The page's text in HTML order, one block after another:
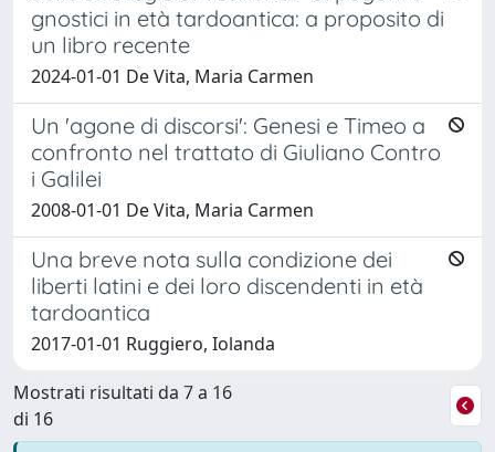
gnostici in età tardoantica: a proposito di
un libro recente
2024-01-01 De Vita, Maria Carmen
Un 'agone di discorsi': Genesi e Timeo a
confronto nel trattato di Giuliano Contro
i Galilei
2008-01-01 De Vita, Maria Carmen
Una breve nota sulla condizione dei
liberti latini e dei loro discendenti in età
tardoantica
2017-01-01 Ruggiero, Iolanda
Mostrati risultati da 7 a 16
di 16